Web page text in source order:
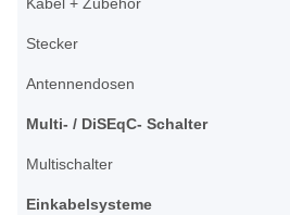
Stecker
Antennendosen
Multi- / DiSEqC- Schalter
Multischalter
Einkabelsysteme